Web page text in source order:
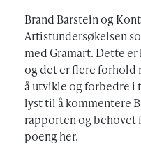
Brand Barstein og
Artistundersøkelsen
med Gramart. Dette
og det er flere forhold
å utvikle og forbedre i
lyst til å kommentere
rapporten og behovet
poeng her.